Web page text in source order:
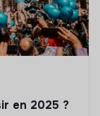
en 2025 ?